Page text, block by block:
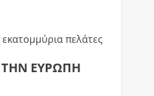
πελάτες
ΕΥΡΩΠΗ